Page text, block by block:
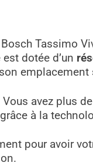
Tassimo
dotée d’un
emplacement
avez plus
à la
pour avoir